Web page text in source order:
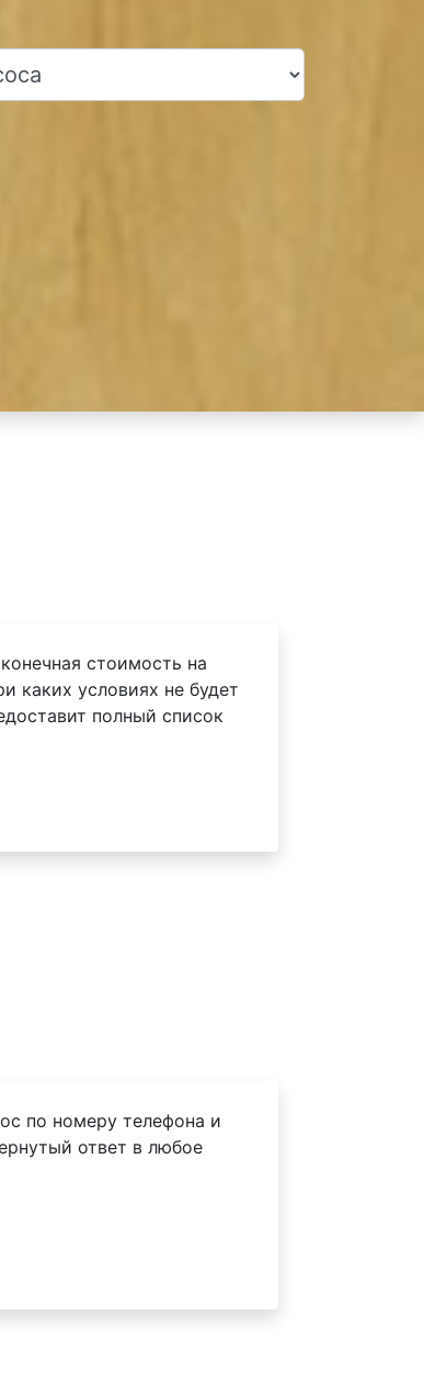
стоимость на
каких условиях не будет
полный список
по номеру телефона и
ответ в любое